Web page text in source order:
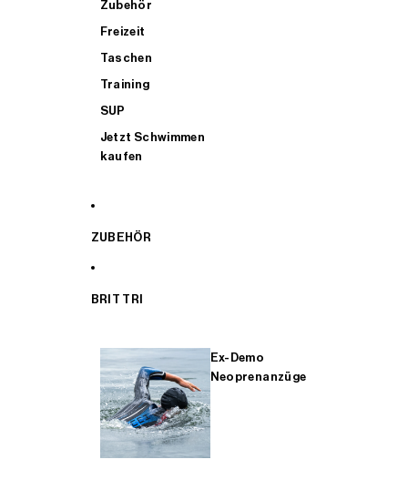
Zubehör
Freizeit
Taschen
Training
SUP
Jetzt Schwimmen
kaufen
ZUBEHÖR
BRIT TRI
Ex-Demo
Neoprenanzüge